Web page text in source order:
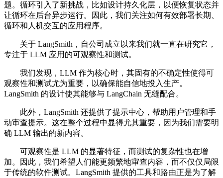
题。循环引入了新挑战，比如设计持久化层，以便恢复状态并
让循环在后台异步运行。因此，我们关注如何有效部署长期、
循环和人机交互的应用程序。
关于 LangSmith，自公司成立以来我们就一直在研究它，
专注于 LLM 应用的可观察性和测试。
我们发现，LLM 作为核心时，其固有的不确定性使得可
观察性和测试尤为重要，以确保能自信地投入生产。
LangSmith 的设计使其能够与 LangChain 无缝配合。
此外，LangSmith 还提供了提示中心，帮助用户管理和手
动审查提示。这在整个过程中显得尤其重要，因为我们需要明
确 LLM 输出的新内容。
可观察性是 LLM 的显著特征，而测试的复杂性也在增
加。因此，我们希望人们能更频繁地审查内容，而不仅仅局限
于传统的软件测试。LangSmith 提供的工具和路由正是为了解